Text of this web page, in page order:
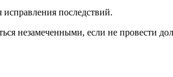
последствий.
незамеченными, если не провести